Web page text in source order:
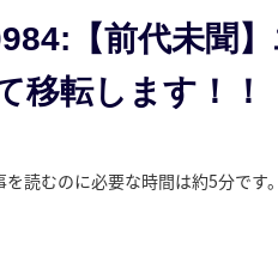
【前代未聞
移転します！！
読むのに必要な時間は約5分です。